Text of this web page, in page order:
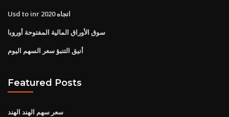
Usd to inr اتجاه 2020
سوق الأوراق المالية المفتوحة أوروبا
أنيق التنبؤ سعر السهم اليوم
Featured Posts
سعر سهم الهند الهند